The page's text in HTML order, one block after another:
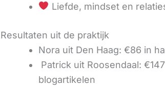
Liefde, mindset en
Resultaten uit de praktijk
Nora uit Den Haag: €86 in
Patrick uit Roosendaal:
blogartikelen